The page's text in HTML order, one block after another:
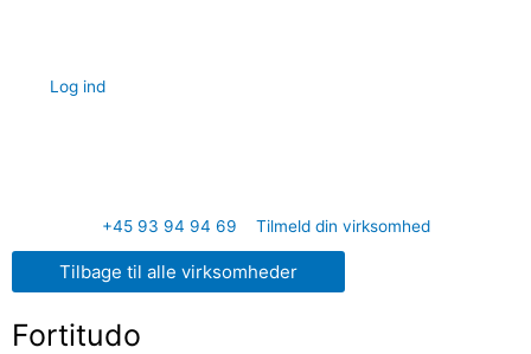
Log ind
+45 93 94 94 69 Tilmeld din virksomhed
Tilbage til alle virksomheder
Fortitudo